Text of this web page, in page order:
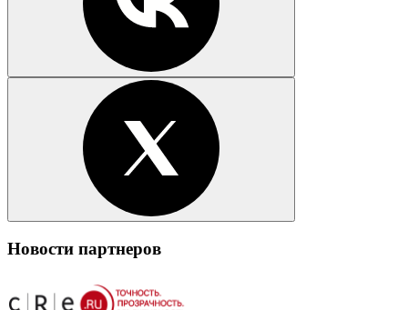
Новости партнеров